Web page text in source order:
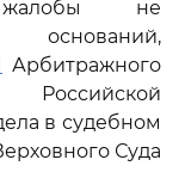
жалобы не
Арбитражного
Российской
в судебном
Суда